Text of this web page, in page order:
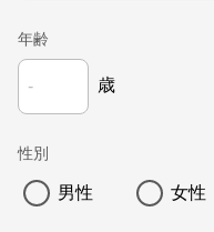
年齢
歳
性別
男性 女性